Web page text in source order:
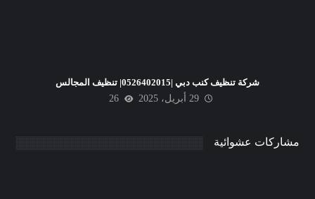
شركة تنظيف كنب دبي |0526402015| تنظيف المجالس
29 أبريل، 2025
26
مشاركات عشوائية